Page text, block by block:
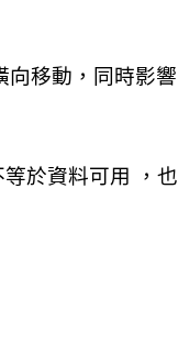
向移動，同時影響
於資料可用 ，也